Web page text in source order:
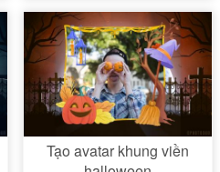
Tạo avatar khung viền